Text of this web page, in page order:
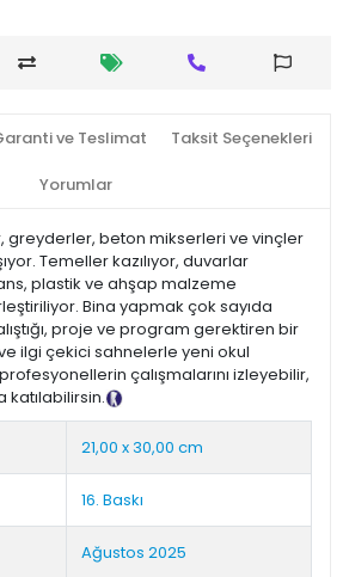
ve Teslimat Taksit Seçenekleri
Yorumlar
greyderler, beton mikserleri ve vinçler
Temeller kazılıyor, duvarlar
plastik ve ahşap malzeme
Bina yapmak çok sayıda
proje ve program gerektiren bir
ve ilgi çekici sahnelerle yeni okul
profesyonellerin çalışmalarını izleyebilir,
katılabilirsin.
21,00 x 30,00 cm
16. Baskı
Ağustos 2025